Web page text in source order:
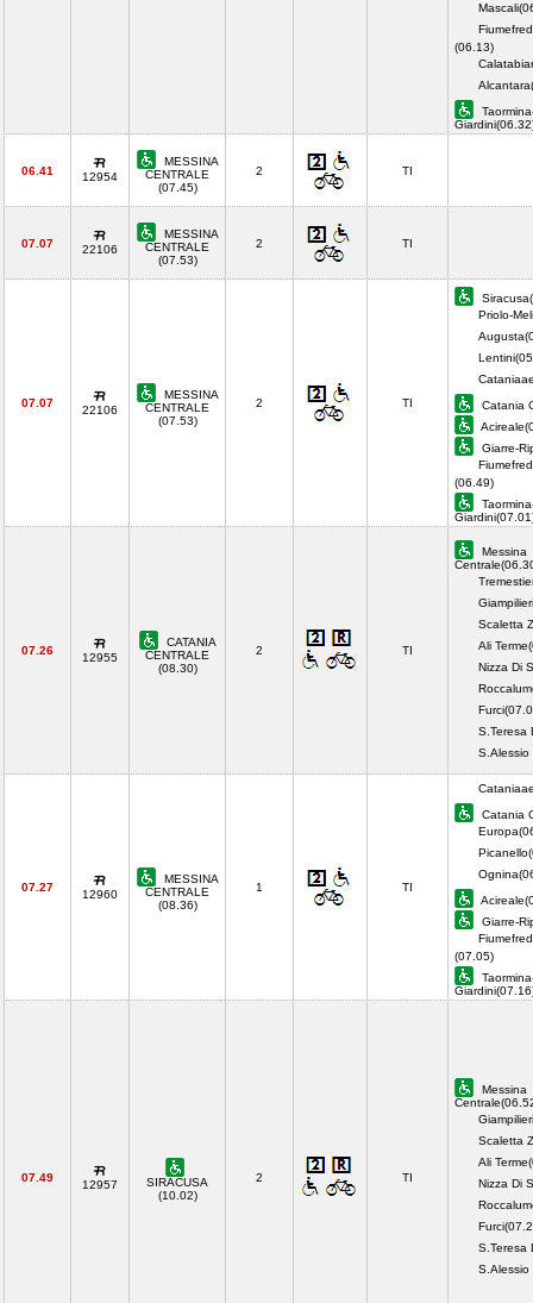
(06.13)
06.41 12954
MESSINA
CENTRALE
(07.45)
2 TI
07.07 22106
MESSINA
CENTRALE
(07.53)
2 TI
07.07
22106
MESSINA
CENTRALE
(07.53)
2 TI
Priolo-
Catania
Giarre-
(06.49)
07.26
12955
CATANIA
CENTRALE
(08.30)
2 TI
Messina
Scaletta
Ali
Nizza Di
S.Teresa
07.27
12960
MESSINA
CENTRALE
(08.36)
1 TI
Catania
Giarre-
(07.05)
07.49
12957
SIRACUSA
(10.02)
2 TI
Messina
Scaletta
Ali
Nizza Di
S.Teresa